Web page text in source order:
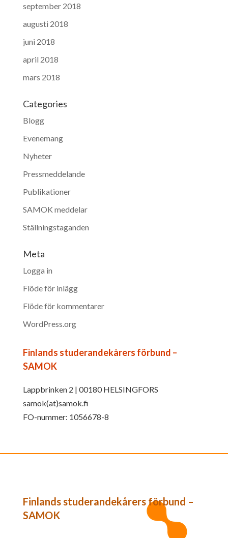
september 2018
augusti 2018
juni 2018
april 2018
mars 2018
Categories
Blogg
Evenemang
Nyheter
Pressmeddelande
Publikationer
SAMOK meddelar
Ställningstaganden
Meta
Logga in
Flöde för inlägg
Flöde för kommentarer
WordPress.org
Finlands studerandekårers förbund –
SAMOK
Lappbrinken 2 | 00180 HELSINGFORS
samok(at)samok.fi
FO-nummer: 1056678-8
Finlands studerandekårers förbund –
SAMOK